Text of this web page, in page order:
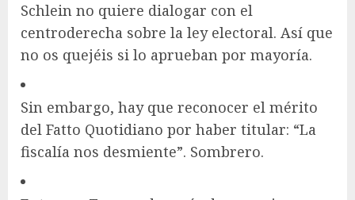
Schlein no quiere dialogar con el
centroderecha sobre la ley electoral. Así que
no os quejéis si lo aprueban por mayoría.
Sin embargo, hay que reconocer el mérito
del Fatto Quotidiano por haber titular: “La
fiscalía nos desmiente”. Sombrero.